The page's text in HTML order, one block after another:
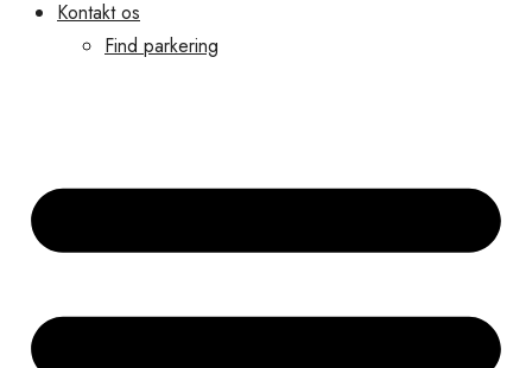
Kontakt os
Find parkering